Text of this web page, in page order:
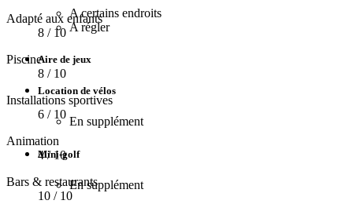
A certains endroits
A régler
Aire de jeux
Location de vélos
En supplément
Mini-golf
En supplément
Adapté aux enfants
8 / 10
Piscine
8 / 10
Installations sportives
6 / 10
Animation
4/ 10
Bars & restaurants
10 / 10